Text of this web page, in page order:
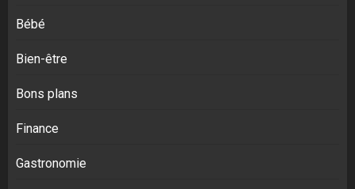
Bébé
Bien-être
Bons plans
Finance
Gastronomie